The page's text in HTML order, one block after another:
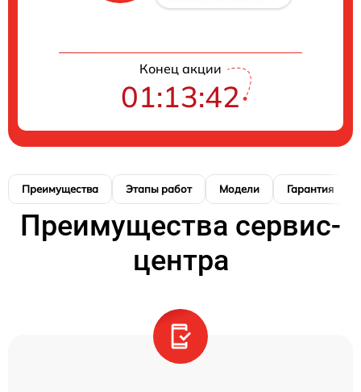
Конец акции
01:13:41
Преимущества Этапы работ Модели Гарантия
Преимущества сервис-
центра